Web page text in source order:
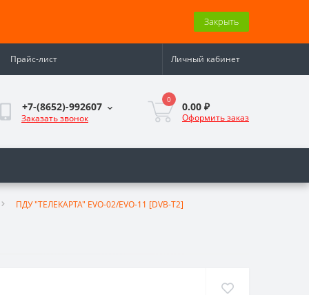
Закрыть
Прайс-лист Личный кабинет
+7-(8652)-992607
Заказать звонок
0
0.00 ₽
Оформить заказ
ПДУ "ТЕЛЕКАРТА" EVO-02/EVO-11 [DVB-T2]